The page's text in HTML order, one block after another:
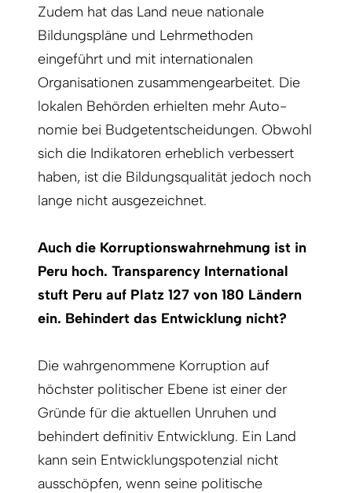
Zudem hat das Land neue nationale
Bildungspläne und Lehrmethoden
eingeführt und mit internationalen
Organisationen zusammengearbeitet. Die
lokalen Behörden erhielten mehr Auto­
nomie bei Budgetentscheidungen. Obwohl
sich die Indikatoren erheblich verbessert
haben, ist die Bildungsqualität jedoch noch
lange nicht ausgezeichnet.
Auch die Korruptionswahrnehmung ist in
Peru hoch. Transparency International
stuft Peru auf Platz 127 von 180 Ländern
ein. Behindert das Entwicklung nicht?
Die wahrgenommene Korruption auf
höchster politischer Ebene ist einer der
Gründe für die aktuellen Unruhen und
behindert definitiv Entwicklung. Ein Land
kann sein Entwicklungspotenzial nicht
ausschöpfen, wenn seine poli­tische